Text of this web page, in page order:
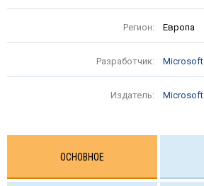
Регион: Европа
Разработчик: Microsoft
Издатель: Microsoft
ОСНОВНОЕ